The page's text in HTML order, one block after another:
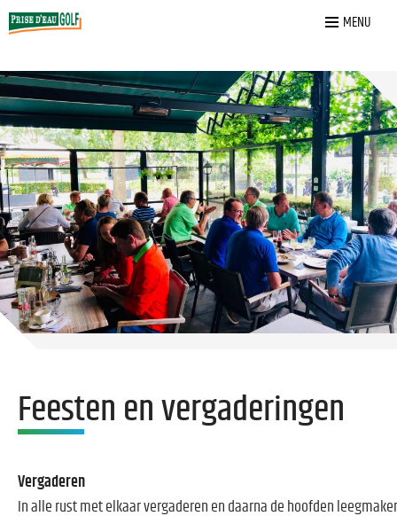
MENU
Home
Feesten en vergaderingen
Vergaderen
In alle rust met elkaar vergaderen en daarna de hoofden